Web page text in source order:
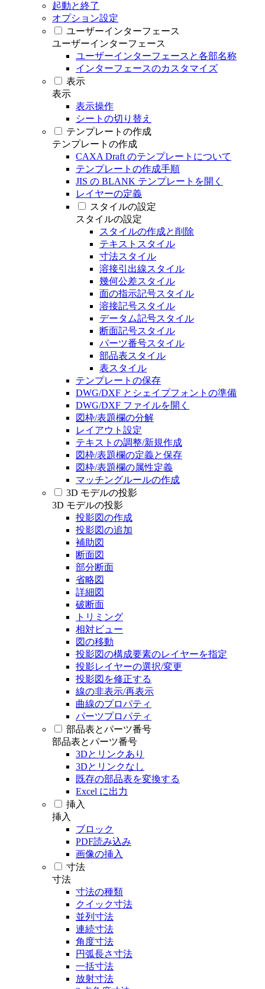
起動と終了
オプション設定
ユーザーインターフェース
ユーザーインターフェース
ユーザーインターフェースと各部名称
インターフェースのカスタマイズ
表示
表示
表示操作
シートの切り替え
テンプレートの作成
テンプレートの作成
CAXA Draft のテンプレートについて
テンプレートの作成手順
JIS の BLANK テンプレートを開く
レイヤーの定義
スタイルの設定
スタイルの設定
スタイルの作成と削除
テキストスタイル
寸法スタイル
溶接引出線スタイル
幾何公差スタイル
面の指示記号スタイル
溶接記号スタイル
データム記号スタイル
断面記号スタイル
パーツ番号スタイル
部品表スタイル
表スタイル
テンプレートの保存
DWG/DXF とシェイプフォントの準備
DWG/DXF ファイルを開く
図枠/表題欄の分解
レイアウト設定
テキストの調整/新規作成
図枠/表題欄の定義と保存
図枠/表題欄の属性定義
マッチングルールの作成
3D モデルの投影
3D モデルの投影
投影図の作成
投影図の追加
補助図
断面図
部分断面
省略図
詳細図
破断面
トリミング
相対ビュー
図の移動
投影図の構成要素のレイヤーを指定
投影レイヤーの選択/変更
投影図を修正する
線の非表示/再表示
曲線のプロパティ
パーツプロパティ
部品表とパーツ番号
部品表とパーツ番号
3Dとリンクあり
3Dとリンクなし
既存の部品表を変換する
Excel に出力
挿入
挿入
ブロック
PDF読み込み
画像の挿入
寸法
寸法
寸法の種類
クイック寸法
並列寸法
連続寸法
角度寸法
円弧長さ寸法
一括寸法
放射寸法